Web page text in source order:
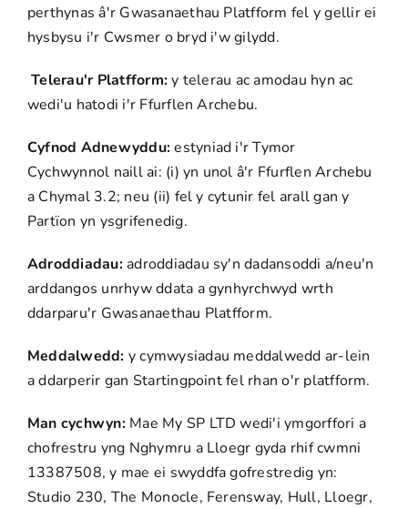
perthynas â'r Gwasanaethau Platfform fel y gellir ei
hysbysu i'r Cwsmer o bryd i'w gilydd.
Telerau'r Platfform:y telerau ac amodau hyn ac
wedi'u hatodi i'r Ffurflen Archebu.
Cyfnod Adnewyddu:estyniad i'r Tymor
Cychwynnol naill ai: (i) yn unol â'r Ffurflen Archebu
a Chymal 3.2; neu (ii) fel y cytunir fel arall gan y
Partïon yn ysgrifenedig.
Adroddiadau:adroddiadau sy'n dadansoddi a/neu'n
arddangos unrhyw ddata a gynhyrchwyd wrth
ddarparu'r Gwasanaethau Platfform.
Meddalwedd: y cymwysiadau meddalwedd ar-lein
a ddarperir gan Startingpoint fel rhan o'r platfform.
Man cychwyn:Mae My SP LTD wedi'i ymgorffori a
chofrestru yng Nghymru a Lloegr gyda rhif cwmni
13387508, y mae ei swyddfa gofrestredig yn:
Studio 230, The Monocle, Ferensway, Hull, Lloegr,